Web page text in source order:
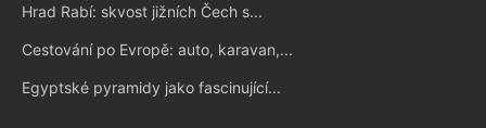
Hrad Rabí: skvost jižních Čech s...
Cestování po Evropě: auto, karavan,...
Egyptské pyramidy jako fascinující...